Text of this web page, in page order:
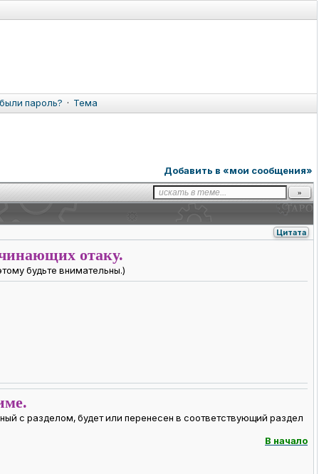
пароль? · Тема
Добавить в «мои сообщения»
Цитата
отаку.
будьте внимательны.)
с разделом, будет или перенесен в соответствующий раздел
В начало